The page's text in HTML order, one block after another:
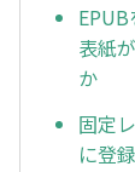
表紙
か
固定
に登